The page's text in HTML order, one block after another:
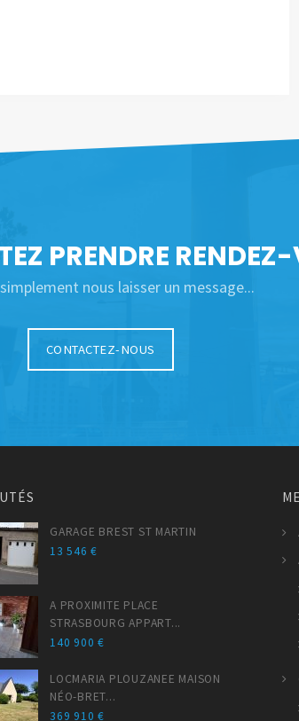
PRENDRE
nous laisser un message...
CONTACTEZ-NOUS
GARAGE BREST ST MARTIN
13 546 €
A PROXIMITE PLACE
STRASBOURG APPART...
140 900 €
LOCMARIA PLOUZANEE MAISON
NÉO-BRET...
369 910 €